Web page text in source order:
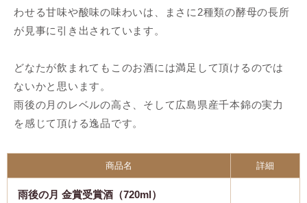
わせる甘味や酸味の味わいは、まさに2種類の酵母の長所
が見事に引き出されています。
どなたが飲まれてもこのお酒には満足して頂けるのでは
ないかと思います。
雨後の月のレベルの高さ、そして広島県産千本錦の実力
を感じて頂ける逸品です。
商品名 詳細
雨後の月 金賞受賞酒（720ml）